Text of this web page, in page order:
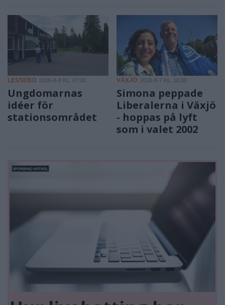
LESSEBO 2026-8-8 KL. 07:00
Ungdomarnas
idéer för
stationsområdet
VÄXJÖ 2026-8-7 KL. 16:00
Simona peppade
Liberalerna i Växjö
- hoppas på lyft
som i valet 2002